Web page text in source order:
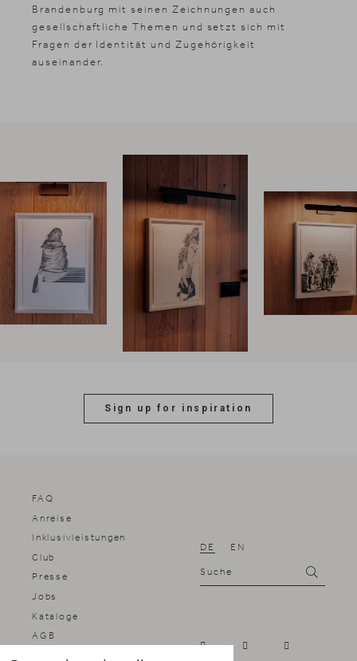
EN
Brandenburg mit seinen Zeichnungen auch
gesellschaftliche Themen und setzt sich mit
Fragen der Identität und Zugehörigkeit
auseinander.
FAQ
Anreise
Inklusivleistungen
Club
Presse
Jobs
Kataloge
AGB
Sign up for inspiration
DE EN